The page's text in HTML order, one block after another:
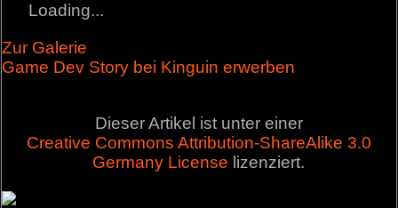
Loading...
Zur Galerie
Game Dev Story bei Kinguin erwerben
Dieser Artikel ist unter einer
Creative Commons Attribution-ShareAlike 3.0
Germany License lizenziert.